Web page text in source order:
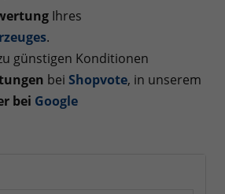
Ihres
.
günstigen Konditionen
bei Shopvote, in unserem
bei Google